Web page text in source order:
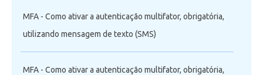
MFA - Como ativar a autenticação multifator, obrigatória,
utilizando mensagem de texto (SMS)
MFA - Como ativar a autenticação multifator, obrigatória,